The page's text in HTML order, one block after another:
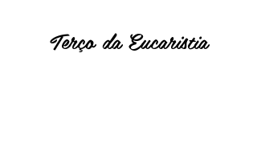
Terço da Eucaristia